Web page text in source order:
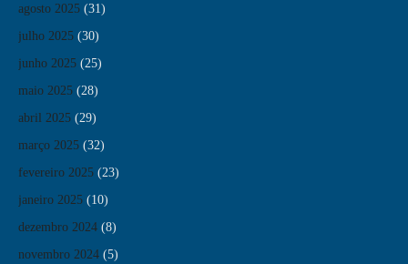
agosto 2025 (31)
julho 2025 (30)
junho 2025 (25)
maio 2025 (28)
abril 2025 (29)
março 2025 (32)
fevereiro 2025 (23)
janeiro 2025 (10)
dezembro 2024 (8)
novembro 2024 (5)